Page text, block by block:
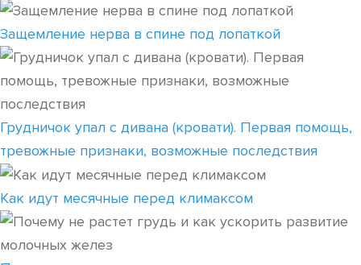
Защемление нерва в спине под лопаткой
Грудничок упал с дивана (кровати). Первая помощь,
тревожные признаки, возможные последствия
Как идут месячные перед климаксом